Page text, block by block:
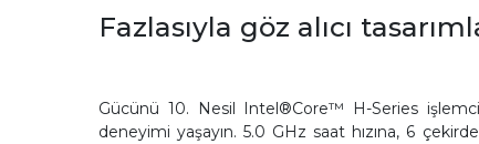
Fazlasıyla göz alıcı
Gücünü 10. Nesil Intel®Core™ H-Series
deneyimi yaşayın. 5.0 GHz saat hızına, 6